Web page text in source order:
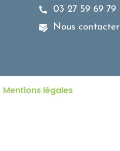
03 27 59 69 79
Nous contacter
Mentions légales